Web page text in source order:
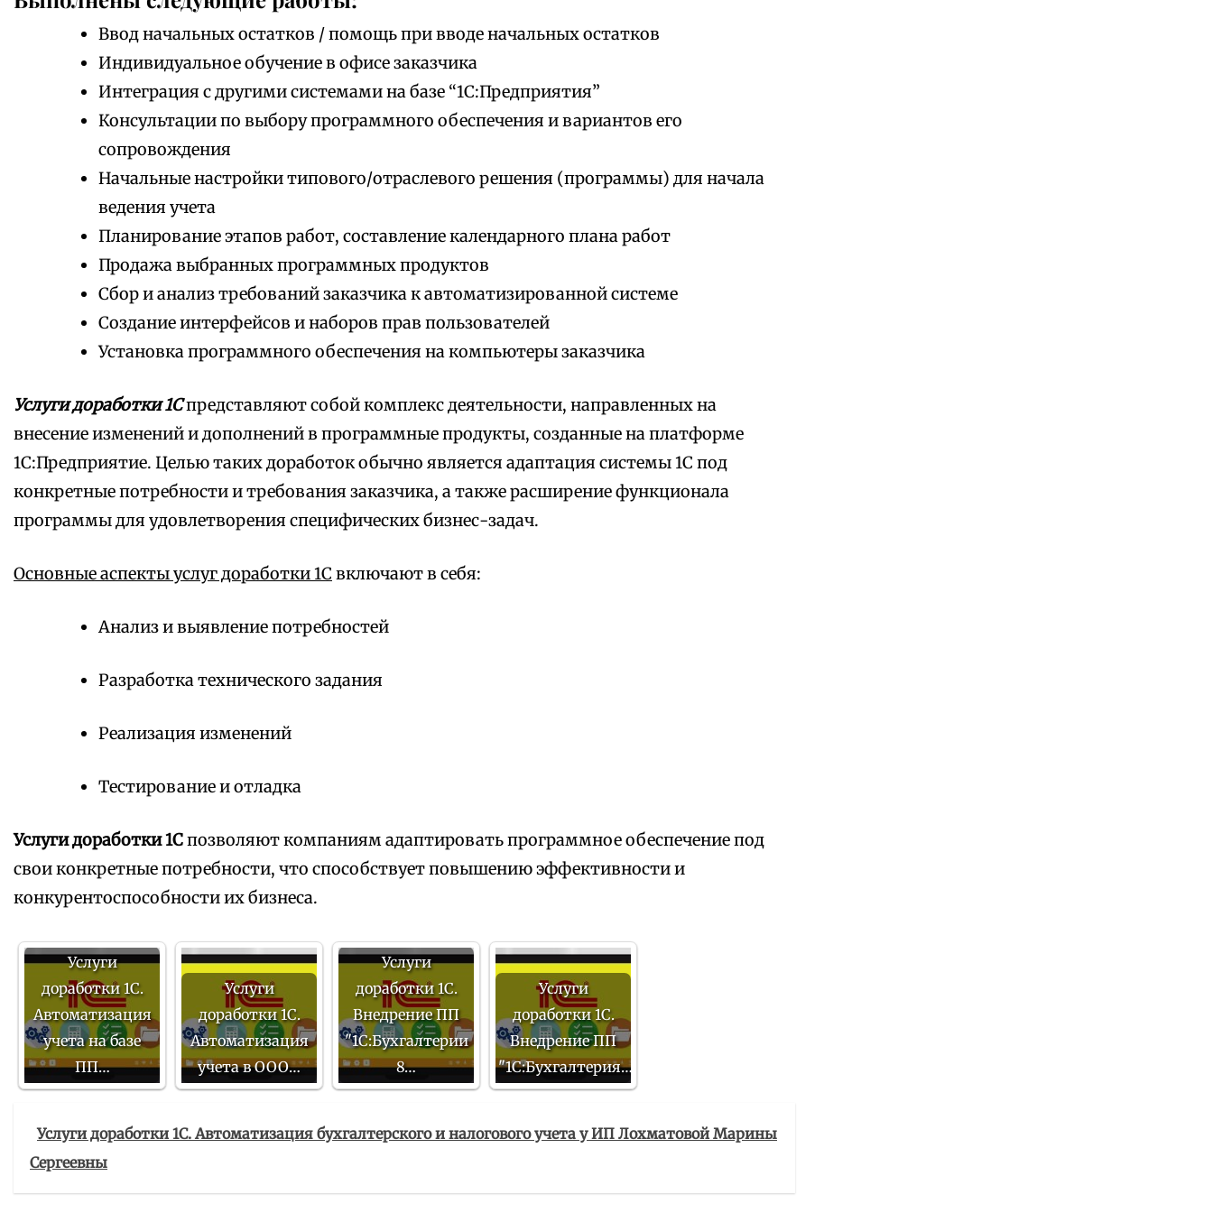
Ввод начальных остатков / помощь при вводе начальных остатков
Индивидуальное обучение в офисе заказчика
Интеграция с другими системами на базе “1С:Предприятия”
Консультации по выбору программного обеспечения и вариантов его
сопровождения
Начальные настройки типового/отраслевого решения (программы) для начала
ведения учета
Планирование этапов работ, составление календарного плана работ
Продажа выбранных программных продуктов
Сбор и анализ требований заказчика к автоматизированной системе
Создание интерфейсов и наборов прав пользователей
Установка программного обеспечения на компьютеры заказчика
Услуги доработки 1Спредставляют собой комплекс деятельности, направленных на
внесение изменений и дополнений в программные продукты, созданные на платформе
1С:Предприятие. Целью таких доработок обычно является адаптация системы 1С под
конкретные потребности и требования заказчика, а также расширение функционала
программы для удовлетворения специфических бизнес-задач.
Основные аспекты услуг доработки 1С включают в себя:
Анализ и выявление потребностей
Разработка технического задания
Реализация изменений
Тестирование и отладка
Услуги доработки 1Спозволяют компаниям адаптировать программное обеспечение под
свои конкретные потребности, что способствует повышению эффективности и
конкурентоспособности их бизнеса.
Услуги
доработки 1С.
Автоматизация
учета на базе
ПП…
Услуги
доработки 1С.
Автоматизация
учета в ООО…
Услуги
доработки 1С.
Внедрение ПП
"1С:Бухгалтерии
8…
Услуги
доработки 1С.
Внедрение ПП
"1С:Бухгалтерия…
Услуги доработки 1С. Автоматизация бухгалтерского и налогового учета у ИП Лохматовой Марины
Сергеевны